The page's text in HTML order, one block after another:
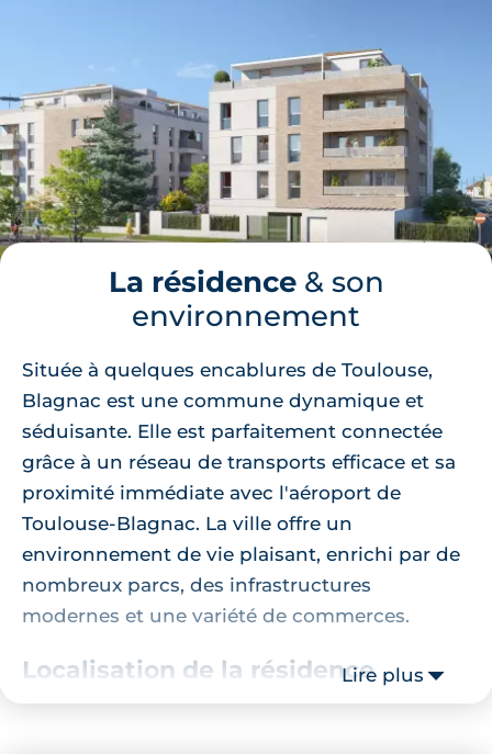
La résidence& son
environnement
Située à quelques encablures de Toulouse,
Blagnac est une commune dynamique et
séduisante. Elle est parfaitement connectée
grâce à un réseau de transports efficace et sa
proximité immédiate avec l'aéroport de
Toulouse-Blagnac. La ville offre un
environnement de vie plaisant, enrichi par de
nombreux parcs, des infrastructures
modernes et une variété de commerces.
Localisation de la résidenceLire plus